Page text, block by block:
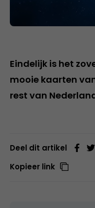
Eindelijk is het
mooie kaarten
rest van
Deel dit artikel
Kopieer link